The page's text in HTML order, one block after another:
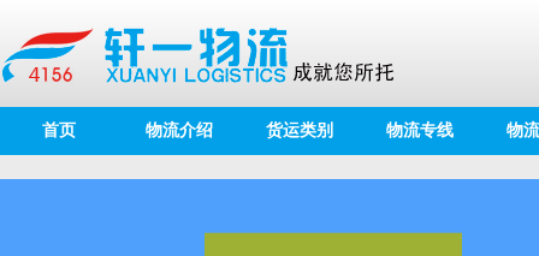
首页 物流介绍 货运类别 物流专线 物